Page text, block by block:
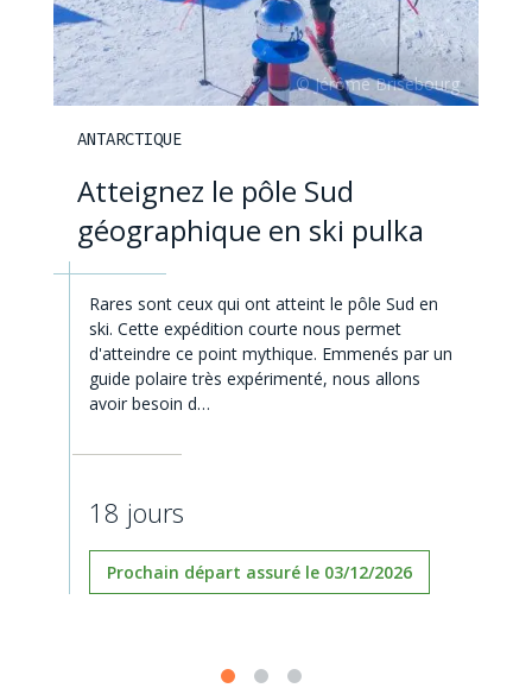
ANTARCTIQUE
Atteignez le pôle Sud
géographique en ski pulka
Rares sont ceux qui ont atteint le pôle Sud en
ski. Cette expédition courte nous permet
d'atteindre ce point mythique. Emmenés par un
guide polaire très expérimenté, nous allons
avoir besoin d…
18 jours
Prochain départ assuré le 03/12/2026